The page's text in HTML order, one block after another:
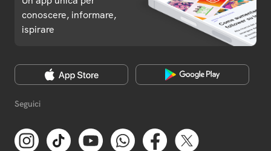
conoscere, informare,
ispirare
Seguici